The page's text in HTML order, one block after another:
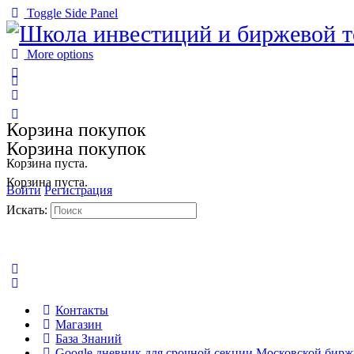
Toggle Side Panel
More options
Корзина покупок
Корзина пуста.
Войти Регистрация
Корзина покупок
Корзина пуста.
Искать:
Контакты
Магазин
База Знаний